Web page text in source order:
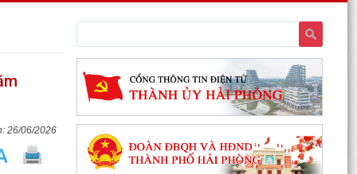
26/06/2026